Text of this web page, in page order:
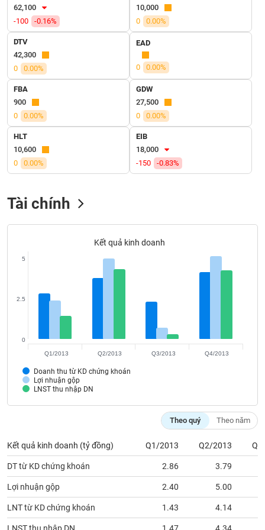
62,100
-100
-0.16%
10,000
0
0.00%
DTV
42,300
0
0.00%
EAD
0 0.00%
FBA
900
0
0.00%
GDW
27,500
0
0.00%
HLT
10,600
0
0.00%
EIB
18,000
-150
-0.83%
Tài chính
Kết quả kinh doanh
Lợi nhuận gộp
LNST thu nhập DN
Doanh thu từ KD chứng khoán
0
2.5
5
Q1/2013 Q2/2013 Q3/2013 Q4/2013
Theo quý Theo năm
Kết quả kinh doanh (tỷ đồng) Q1/2013 Q2/2013
DT từ KD chứng khoán 2.86 3.79
Lợi nhuận gộp 2.40 5.00
LNT từ KD chứng khoán 1.43 4.14
SÓC
SỨC
KHỎE
TÀI
CHÍNH
CÔNG
NGHỆ
TIN
DỊCH
THÔNG
ÍCH
SẢN
Mã
chứng
khoán
(-)